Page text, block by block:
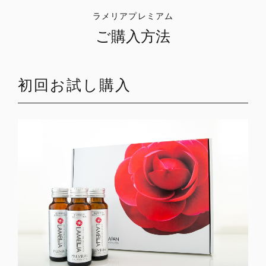
ラメリアプレミアム
ご購入方法
初回お試し購入